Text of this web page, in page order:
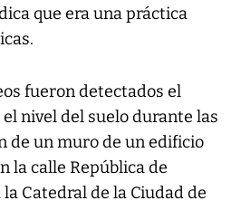
que era una práctica
fueron detectados el
nivel del suelo durante las
de un muro de un edificio
la calle República de
Catedral de la Ciudad de